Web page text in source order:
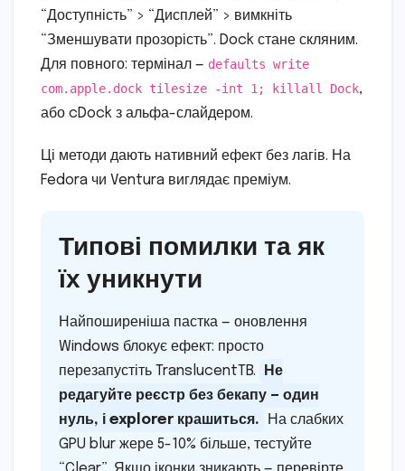
“Доступність” > “Дисплей” > вимкніть
“Зменшувати прозорість”. Dock стане скляним.
Для повного: термінал — defaults write
com.apple.dock tilesize -int 1; killall Dock,
або cDock з альфа-слайдером.
Ці методи дають нативний ефект без лагів. На
Fedora чи Ventura виглядає преміум.
Типові помилки та як
їх уникнути
Найпоширеніша пастка — оновлення
Windows блокує ефект: просто
перезапустіть TranslucentTB.
Не
редагуйте реєстр без бекапу — один
нуль, і explorer крашиться.
На слабких
GPU blur жере 5-10% більше, тестуйте